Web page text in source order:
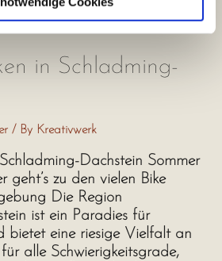
in Schladming-
/ By Kreativwerk
Dachstein Sommer
geht’s zu den vielen Bike
Die Region
ist ein Paradies für
bietet eine riesige Vielfalt an
alle Schwierigkeitsgrade,